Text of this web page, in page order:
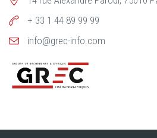
+ 33 1 44 89 99 99
info@grec-info.com